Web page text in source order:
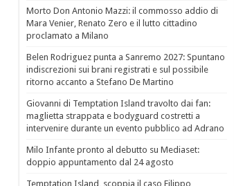
Morto Don Antonio Mazzi: il commosso addio di
Mara Venier, Renato Zero e il lutto cittadino
proclamato a Milano
Belen Rodriguez punta a Sanremo 2027: Spuntano
indiscrezioni sui brani registrati e sul possibile
ritorno accanto a Stefano De Martino
Giovanni di Temptation Island travolto dai fan:
maglietta strappata e bodyguard costretti a
intervenire durante un evento pubblico ad Adrano
Milo Infante pronto al debutto su Mediaset:
doppio appuntamento dal 24 agosto
Temptation Island, scoppia il caso Filippo